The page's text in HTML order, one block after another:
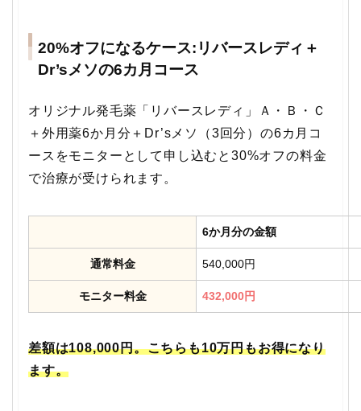
20%オフになるケース:リバースレディ＋
Dr’sメソの6カ月コース
オリジナル発毛薬「リバースレディ」Ａ・Ｂ・Ｃ
＋外用薬6か月分＋Dr’sメソ（3回分）の6カ月コ
ースをモニターとして申し込むと30%オフの料金
で治療が受けられます。
6か月分の金額
通常料金 540,000円
モニター料金 432,000円
差額は108,000円。こちらも10万円もお得になり
ます。